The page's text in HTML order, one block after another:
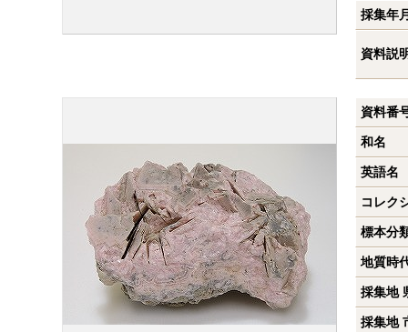
採集年
資料説
資料番
和名
英語名
コレク
標本分
地質時
採集地
採集地